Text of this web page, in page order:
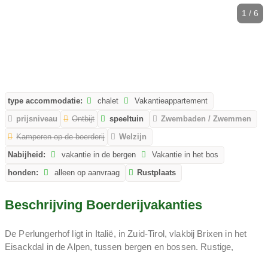
1 / 6
type accommodatie: chalet
Vakantieappartement
prijsniveau
Ontbijt speeltuin
Zwembaden / Zwemmen
Kamperen op de boerderij
Welzijn
Nabijheid:
vakantie in de bergen
Vakantie in het bos
honden:
alleen op aanvraag Rustplaats
Beschrijving Boerderijvakanties
De Perlungerhof ligt in Italië, in Zuid-Tirol, vlakbij Brixen in het
Eisackdal in de Alpen, tussen bergen en bossen. Rustige,